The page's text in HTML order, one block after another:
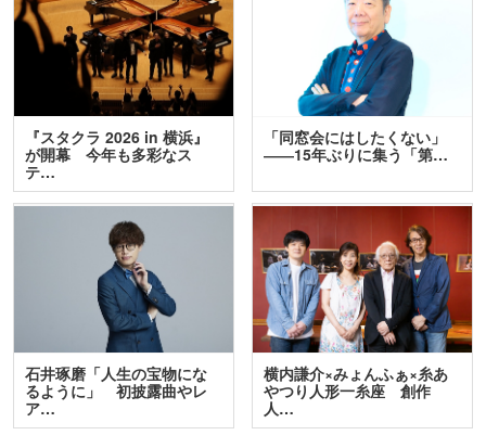
『スタクラ 2026 in 横浜』
が開幕 今年も多彩なス
テ…
「同窓会にはしたくない」
――15年ぶりに集う「第…
石井琢磨「人生の宝物にな
るように」 初披露曲やレ
ア…
横内謙介×みょんふぁ×糸あ
やつり人形一糸座 創作
人…